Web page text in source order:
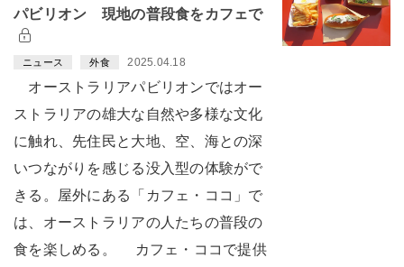
パビリオン 現地の普段食をカフェで
ニュース 外食 2025.04.18
オーストラリアパビリオンではオー
ストラリアの雄大な自然や多様な文化
に触れ、先住民と大地、空、海との深
いつながりを感じる没入型の体験がで
きる。屋外にある「カフェ・ココ」で
は、オーストラリアの人たちの普段の
食を楽しめる。 カフェ・ココで提供